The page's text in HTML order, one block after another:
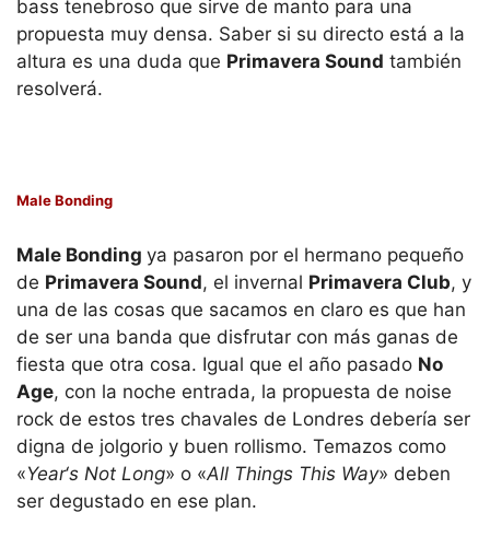
bass tenebroso que sirve de manto para una
propuesta muy densa. Saber si su directo está a la
altura es una duda que Primavera Sound también
resolverá.
Male Bonding
Male Bonding ya pasaron por el hermano pequeño
de Primavera Sound, el invernal Primavera Club, y
una de las cosas que sacamos en claro es que han
de ser una banda que disfrutar con más ganas de
fiesta que otra cosa. Igual que el año pasado No
Age, con la noche entrada, la propuesta de noise
rock de estos tres chavales de Londres debería ser
digna de jolgorio y buen rollismo. Temazos como
«Year‘s Not Long» o «All Things This Way» deben
ser degustado en ese plan.